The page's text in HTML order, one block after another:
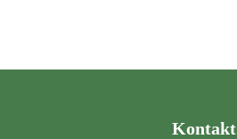
Kontakt